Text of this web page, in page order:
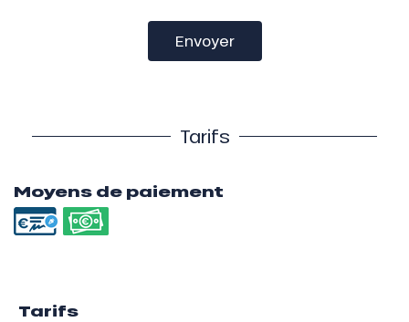
Envoyer
Tarifs
Moyens de paiement
Tarifs